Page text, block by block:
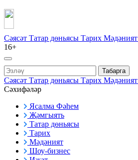
Сәясәт Татар дөньясы Тарих Мәдәният
16+
Табарга
Сәясәт Татар дөньясы Тарих Мәдәният
Сәхифәләр
Ясалма Фәһем
Җәмгыять
Татар дөньясы
Тарих
Мәдәният
Шоу-бизнес